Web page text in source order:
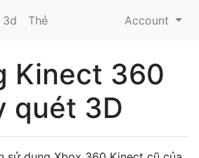
3d Thẻ Account
Kinect 360
quét 3D